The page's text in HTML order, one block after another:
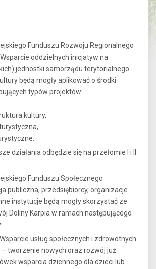
Funduszu Rozwoju Regionalnego
oddzielnych inicjatyw na
jednostki samorządu terytorialnego
będą mogły aplikować o środki
typów projektów:
kultury,
działania odbędzie się na przełomie I i II
Funduszu Społecznego
publiczna, przedsiębiorcy, organizacje
instytucje będą mogły skorzystać ze
Doliny Karpia w ramach następującego
usług społecznych i zdrowotnych
– tworzenie nowych oraz rozwój już
wsparcia dziennego dla dzieci lub